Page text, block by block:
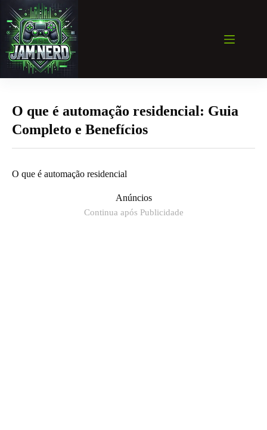
para
conteúdo
O que é automação residencial: Guia
Completo e Benefícios
O que é automação residencial
Anúncios
Continua após Publicidade